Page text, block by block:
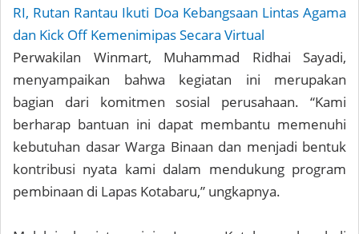
RI, Rutan Rantau Ikuti Doa Kebangsaan Lintas Agama
dan Kick Off Kemenimipas Secara Virtual
Perwakilan Winmart, Muhammad Ridhai Sayadi,
menyampaikan bahwa kegiatan ini merupakan
bagian dari komitmen sosial perusahaan. “Kami
berharap bantuan ini dapat membantu memenuhi
kebutuhan dasar Warga Binaan dan menjadi bentuk
kontribusi nyata kami dalam mendukung program
pembinaan di Lapas Kotabaru,” ungkapnya.